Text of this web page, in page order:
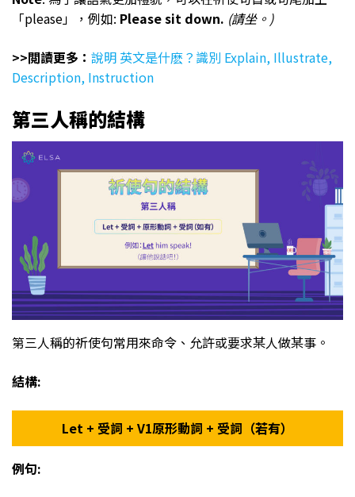
「please」，例如: Please sit down. (請坐。)
>>閲讀更多： 說明 英文是什麽？識別 Explain, Illustrate,
Description, Instruction
第三人稱的結構
第三人稱的祈使句常用來命令、允許或要求某人做某事。
結構:
Let + 受詞 + V1原形動詞 + 受詞（若有）
例句: